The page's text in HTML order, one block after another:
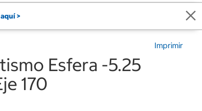
>
Imprimir
Esfera -5.25
170